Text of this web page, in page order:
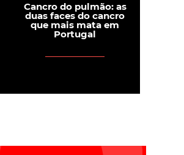
Cancro do pulmão: as
duas faces do cancro
que mais mata em
Portugal